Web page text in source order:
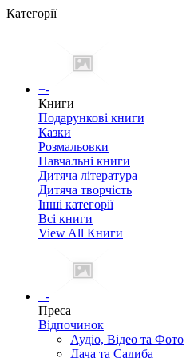
Категорії
+-
Книги
Подарункові книги
Казки
Розмальовки
Навчальні книги
Дитяча література
Дитяча творчість
Інші категорії
Всі книги
View All Книги
+-
Преса
Відпочинок
Аудіо, Відео та Фото
Дача та Садиба